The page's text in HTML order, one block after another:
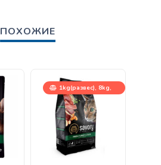
ПОХОЖИЕ
1kg(развес), 8kg,
400g, 2kg